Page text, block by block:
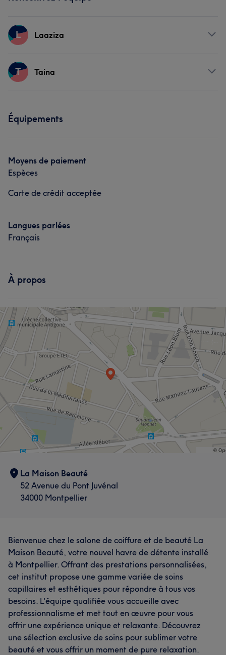
L Laaziza
Prestations
T Taina
Équipements
Moyens de paiement
Espèces
Carte de crédit acceptée
Langues parlées
Français
À propos
La Maison Beauté
52 Avenue du Pont Juvénal
34000 Montpellier
Bienvenue chez le salone de coiffure et de beauté La
Maison Beauté, votre nouvel havre de détente installé
à Montpellier. Offrant des prestations personnalisées,
cet institut propose une gamme variée de soins
capillaires et esthétiques pour répondre à tous vos
besoins. L'équipe qualifiée vous accueille avec
professionnalisme et met tout en œuvre pour vous
offrir une expérience unique et relaxante. Découvrez
une sélection exclusive de soins pour sublimer votre
beauté et vous offrir un moment de pure relaxation.